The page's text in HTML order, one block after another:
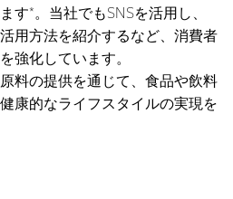
す*。当社でもSNSを活用し、
用方法を紹介するなど、消費者
強化しています。
料の提供を通じて、食品や飲料
康的なライフスタイルの実現を